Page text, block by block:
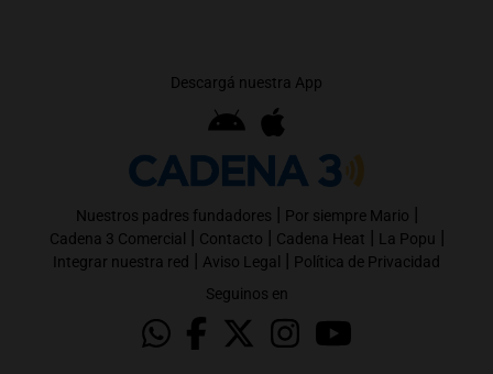
Descargá nuestra App
Nuestros padres fundadores | Por siempre Mario |
Cadena 3 Comercial | Contacto | Cadena Heat | La Popu |
Integrar nuestra red | Aviso Legal | Política de Privacidad
Seguinos en